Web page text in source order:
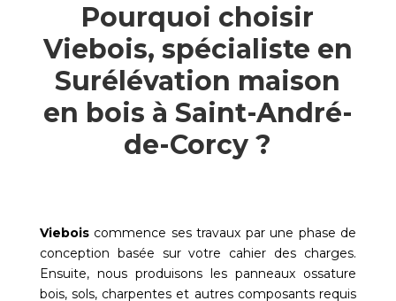
Pourquoi choisir
Viebois, spécialiste en
Surélévation maison
en bois à Saint-André-
de-Corcy ?
Vieboiscommence ses travaux par une phase de
conception basée sur votre cahier des charges.
Ensuite, nous produisons les panneaux ossature
bois, sols, charpentes et autres composants requis